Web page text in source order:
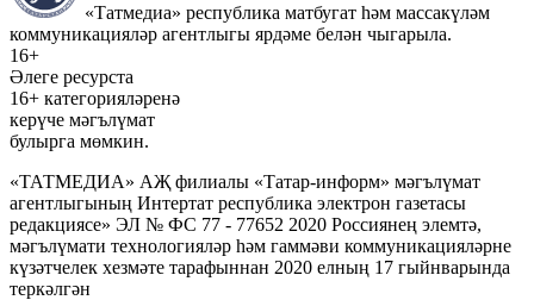
«Татмедиа» республика матбугат һәм массакүләм
коммуникацияләр агентлыгы ярдәме белән чыгарыла.
16+
Әлеге ресурста
16+ категорияләренә
керүче мәгълүмат
булырга мөмкин.
«ТАТМЕДИА» АҖ филиалы «Татар-информ» мәгълүмат
агентлыгының Интертат республика электрон газетасы
редакциясе» ЭЛ № ФС 77 - 77652 2020 Россиянең элемтә,
мәгълүмати технологияләр һәм гаммәви коммуникацияләрне
күзәтчелек хезмәте тарафыннан 2020 елның 17 гыйнварында
теркәлгән